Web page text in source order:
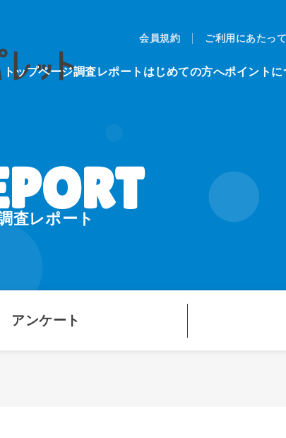
トップページ調査レポート はじめての方へポイントに
会員規約 ご利用にあたって
査レポート
アンケート